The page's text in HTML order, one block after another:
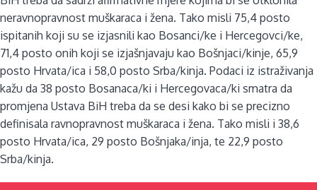
neravnopravnost muškaraca i žena. Tako misli 75,4 posto
ispitanih koji su se izjasnili kao Bosanci/ke i Hercegovci/ke,
71,4 posto onih koji se izjašnjavaju kao Bošnjaci/kinje, 65,9
posto Hrvata/ica i 58,0 posto Srba/kinja. Podaci iz istraživanja
kažu da 38 posto Bosanaca/ki i Hercegovaca/ki smatra da
promjena Ustava BiH treba da se desi kako bi se precizno
definisala ravnopravnost muškaraca i žena. Tako misli i 38,6
posto Hrvata/ica, 29 posto Bošnjaka/inja, te 22,9 posto
Srba/kinja.